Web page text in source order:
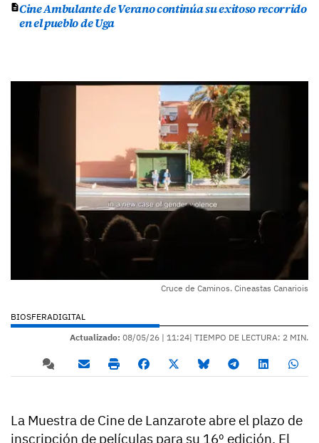
Cine Ambulante de Verano continúa su exitoso recorrido
en el pueblo de Uga
Cruce de Caminos. Cineastas Canariois
BIOSFERADIGITAL
Actualizado: 08/05/26 | 11:24| TIEMPO DE LECTURA: 2 MIN.
La Muestra de Cine de Lanzarote abre el plazo de
inscripción de películas para su 16º edición. El